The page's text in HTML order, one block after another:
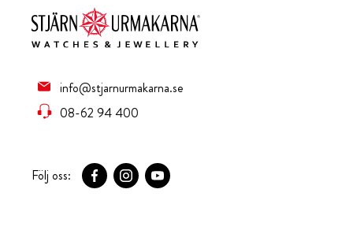
info@stjarnurmakarna.se
08-62 94 400
Följ oss: